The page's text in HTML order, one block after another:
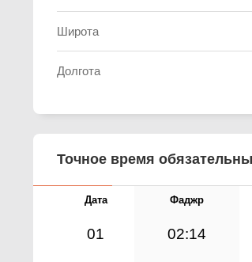
Широта
Долгота
Точное время
Дата Фаджр
01 02:14